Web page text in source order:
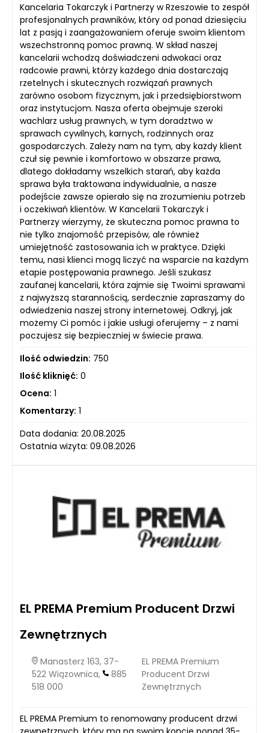
Kancelaria Tokarczyk i Partnerzy w Rzeszowie to zespół
profesjonalnych prawników, który od ponad dziesięciu
lat z pasją i zaangażowaniem oferuje swoim klientom
wszechstronną pomoc prawną. W skład naszej
kancelarii wchodzą doświadczeni adwokaci oraz
radcowie prawni, którzy każdego dnia dostarczają
rzetelnych i skutecznych rozwiązań prawnych
zarówno osobom fizycznym, jak i przedsiębiorstwom
oraz instytucjom. Nasza oferta obejmuje szeroki
wachlarz usług prawnych, w tym doradztwo w
sprawach cywilnych, karnych, rodzinnych oraz
gospodarczych. Zależy nam na tym, aby każdy klient
czuł się pewnie i komfortowo w obszarze prawa,
dlatego dokładamy wszelkich starań, aby każda
sprawa była traktowana indywidualnie, a nasze
podejście zawsze opierało się na zrozumieniu potrzeb
i oczekiwań klientów. W Kancelarii Tokarczyk i
Partnerzy wierzymy, że skuteczna pomoc prawna to
nie tylko znajomość przepisów, ale również
umiejętność zastosowania ich w praktyce. Dzięki
temu, nasi klienci mogą liczyć na wsparcie na każdym
etapie postępowania prawnego. Jeśli szukasz
zaufanej kancelarii, która zajmie się Twoimi sprawami
z najwyższą starannością, serdecznie zapraszamy do
odwiedzenia naszej strony internetowej. Odkryj, jak
możemy Ci pomóc i jakie usługi oferujemy – z nami
poczujesz się bezpieczniej w świecie prawa.
Ilość odwiedzin: 750
Ilość kliknięć: 0
Ocena: 1
Komentarzy: 1
Data dodania: 20.08.2025
Ostatnia wizyta: 09.08.2026
EL PREMA Premium Producent Drzwi
Zewnętrznych
Manasterz 163, 37-
522 Wiązownica,
885
518 000
EL PREMA Premium
Producent Drzwi
Zewnętrznych
EL PREMA Premium to renomowany producent drzwi